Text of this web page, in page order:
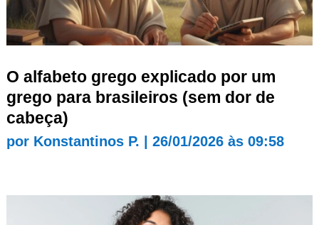
O alfabeto grego explicado por um
grego para brasileiros (sem dor de
cabeça)
por Konstantinos P. 26/01/2026 às 09:58